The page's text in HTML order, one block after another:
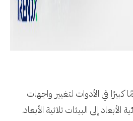
في الأدوات لتغيير واجهات
إلى البيئات ثلاثية الأبعاد.